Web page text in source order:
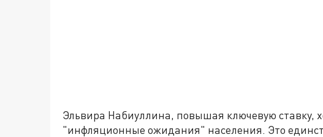
Эльвира Набиуллина, повышая ключевую ставку,
"инфляционные ожидания" населения. Это